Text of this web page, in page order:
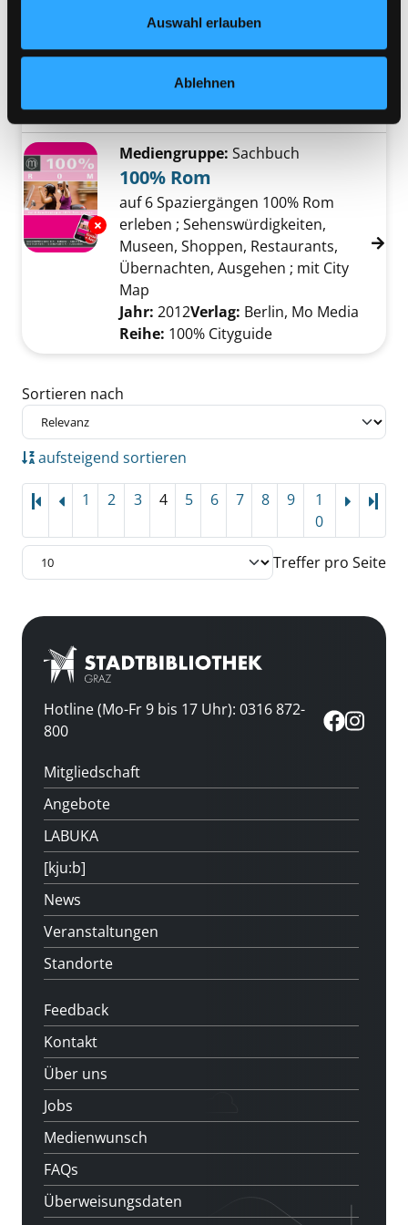
Auswahl erlauben
Ablehnen
Exemplar-Details von Rom anzeigen
Verfasser:Schwarz, Frank
RobertaSuche nach diesem Verfasser
Bielefeld, Reise Know-How
Reihe:Reise Know-how, City Guide
Exemplar-Details von 100% Rom anzeigen
Mediengruppe: Sachbuch
100% Rom
auf 6 Spaziergängen 100% Rom
erleben ; Sehenswürdigkeiten,
Museen, Shoppen, Restaurants,
Übernachten, Ausgehen ; mit City
Map
Suche nach diesem Verfasser
Jahr: 2012Verlag: Berlin, Mo Media
Reihe: 100% Cityguide
Zu den Suchfiltern springen
Sortieren nach
aufsteigend sortieren
1 2 3 4 5 6 7 8 9
1
0
Treffer pro Seite
Hotline (Mo-Fr 9 bis 17 Uhr): 0316 872-
800
Mitgliedschaft
Angebote
LABUKA
[kju:b]
News
Veranstaltungen
Standorte
Feedback
Kontakt
Über uns
Jobs
Medienwunsch
FAQs
Überweisungsdaten